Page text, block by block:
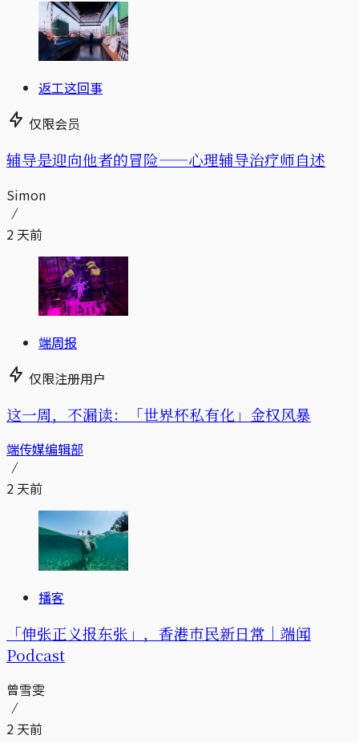
返工这回事
仅限会员
辅导是迎向他者的冒险——心理辅导治疗师自述
Simon
2 天前
端周报
仅限注册用户
这一周，不漏读：「世界杯私有化」金权风暴
端传媒编辑部
2 天前
播客
「伸张正义报东张」，香港市民新日常｜端闻
Podcast
曾雪雯
2 天前